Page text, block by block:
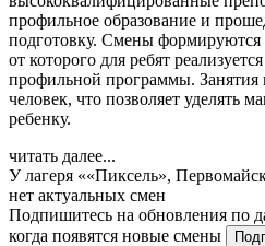
профильное образование и
подготовку. Смены формируются
от которого для ребят
профильной программы. Занятия
человек, что позволяет уделять
ребенку.
читать далее...
У лагеря ««Пиксель»,
нет актуальных смен
Подпишитесь на обновления по
когда появятся новые смены